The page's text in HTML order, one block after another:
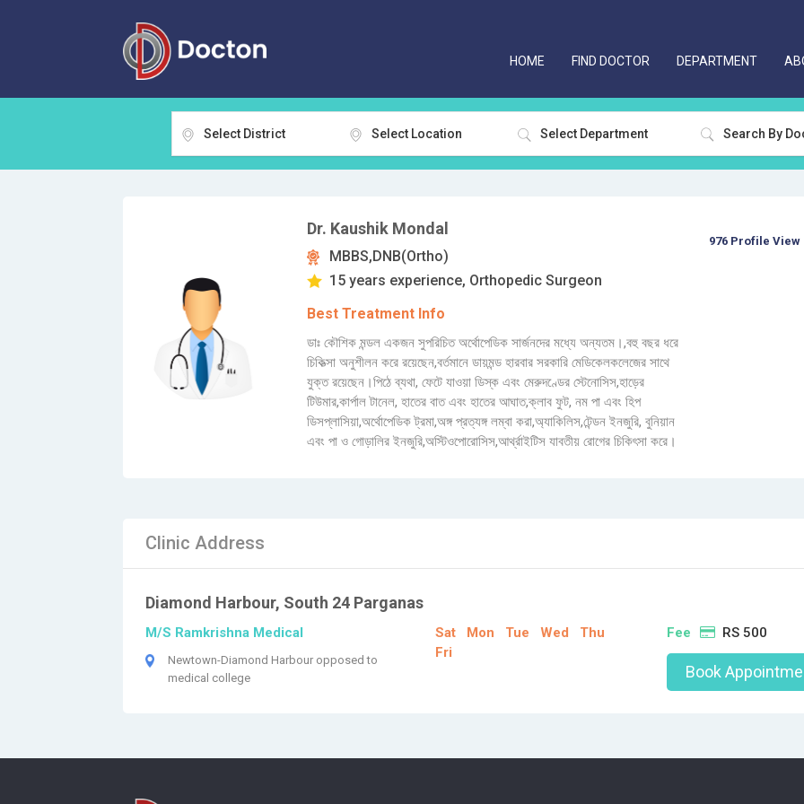
HOME FIND DOCTOR DEPARTMENT
Select District Select Location Select Department
Dr. Kaushik Mondal
MBBS,DNB(Ortho)
15 years experience, Orthopedic Surgeon
Best Treatment Info
ডাঃ কৌশিক মন্ডল একজন সুপরিচিত অর্থোপেডিক সার্জনদের মধ্যে অন্যতম।,বহু বছর ধরে
চিকিত্সা অনুশীলন করে রয়েছেন,বর্তমানে ডায়মন্ড হারবার সরকারি মেডিকেলকলেজের সাথে
যুক্ত রয়েছেন।পিঠে ব্যথা, ফেটে যাওয়া ডিস্ক এবং মেরুদণ্ডের স্টেনোসিস,হাড়ের
টিউমার,কার্পাল টানেল, হাতের বাত এবং হাতের আঘাত,ক্লাব ফুট, নম পা এবং হিপ
ডিসপ্লাসিয়া,অর্থোপেডিক ট্রমা,অঙ্গ প্রত্যঙ্গ লম্বা করা,অ্যাকিলিস,টেন্ডন ইনজুরি, বুনিয়ান
এবং পা ও গোড়ালির ইনজুরি,অস্টিওপোরোসিস,আর্থ্রাইটিস যাবতীয় রোগের চিকিৎসা করে।
976 Profile View
Clinic Address
Diamond Harbour, South 24 Parganas
M/S Ramkrishna Medical
Newtown-Diamond Harbour opposed to
medical college
Sat Mon Tue Wed
Thu
Fri
Fee RS 500
Book